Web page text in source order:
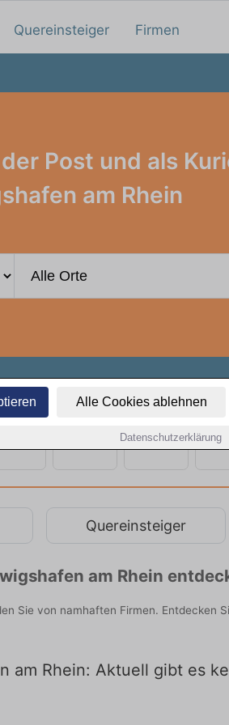
Alle Cookies ablehnen
Datenschutzerklärung
Quereinsteiger Firmen
Post und als
am Rhein
Quereinsteiger
am Rhein
Sie von namhaften Firmen. Entdecken
am Rhein: Aktuell gibt es